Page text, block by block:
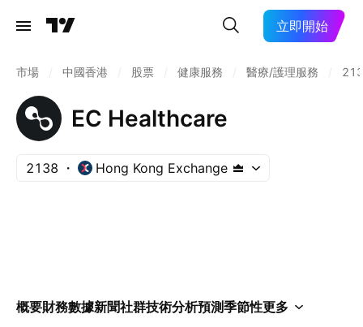
立即開始
市場 中國香港 股票 健康服務 醫療/護理服務
EC Healthcare
2138 Hong Kong Exchange
概要財務數據新聞社群技術分析預測季節性更多